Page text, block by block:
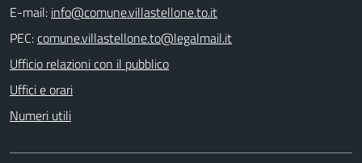
E-mail:
PEC:
Ufficio relazioni con il pubblico
Uffici e orari
Numeri utili